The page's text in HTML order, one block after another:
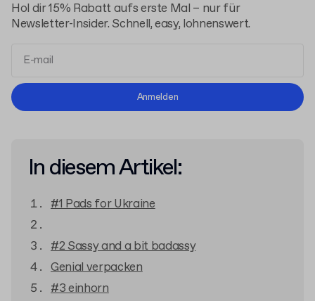
Hol dir 15% Rabatt aufs erste Mal – nur für
Newsletter-Insider. Schnell, easy, lohnenswert.
Allgemeinen Geschäftsbedingungen
Anmelden
In diesem Artikel:
#1 Pads for Ukraine
#2 Sassy and a bit badassy
Genial verpacken
#3 einhorn